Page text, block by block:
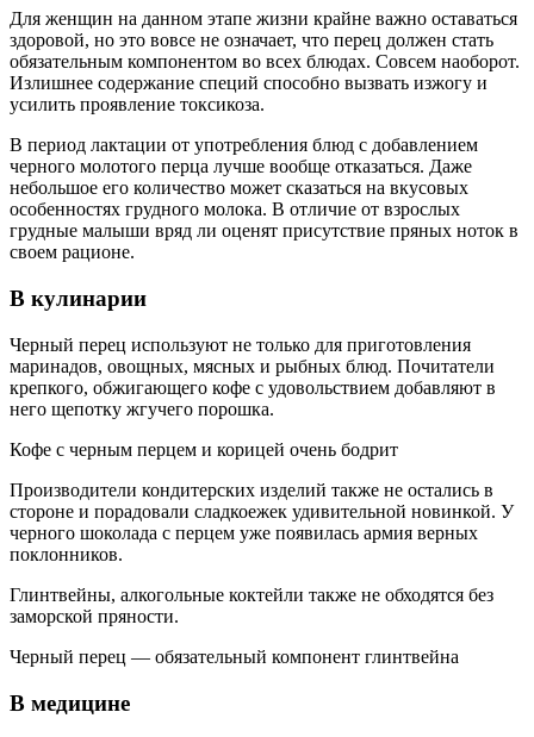
Для женщин на данном этапе жизни крайне важно оставаться
здоровой, но это вовсе не означает, что перец должен стать
обязательным компонентом во всех блюдах. Совсем наоборот.
Излишнее содержание специй способно вызвать изжогу и
усилить проявление токсикоза.
В период лактации от употребления блюд с добавлением
черного молотого перца лучше вообще отказаться. Даже
небольшое его количество может сказаться на вкусовых
особенностях грудного молока. В отличие от взрослых
грудные малыши вряд ли оценят присутствие пряных ноток в
своем рационе.
В кулинарии
Черный перец используют не только для приготовления
маринадов, овощных, мясных и рыбных блюд. Почитатели
крепкого, обжигающего кофе с удовольствием добавляют в
него щепотку жгучего порошка.
Кофе с черным перцем и корицей очень бодрит
Производители кондитерских изделий также не остались в
стороне и порадовали сладкоежек удивительной новинкой. У
черного шоколада с перцем уже появилась армия верных
поклонников.
Глинтвейны, алкогольные коктейли также не обходятся без
заморской пряности.
Черный перец — обязательный компонент глинтвейна
В медицине